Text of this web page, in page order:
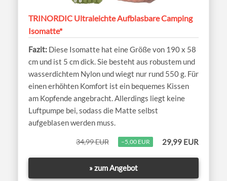
TRINORDIC Ultraleichte Aufblasbare Camping
Isomatte*
Diese Isomatte hat eine Größe von 190 x 58
cm und ist 5 cm dick. Sie besteht aus robustem und
wasserdichtem Nylon und wiegt nur rund 550 g. Für
einen erhöhten Komfort ist ein bequemes Kissen
am Kopfende angebracht. Allerdings liegt keine
Luftpumpe bei, sodass die Matte selbst
aufgeblasen werden muss.
34,99 EUR −5,00 EUR 29,99 EUR
» zum Angebot